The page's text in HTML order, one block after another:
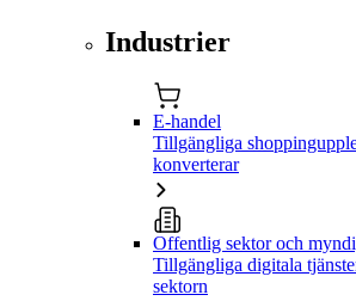
Industrier
E-handel
Tillgängliga
konverterar
Offentlig sektor och
Tillgängliga digitala
sektorn